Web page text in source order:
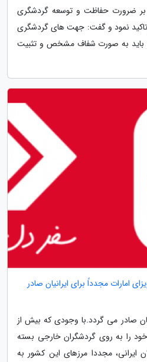
بر ضرورت حفاظت و توسعه گردشگری
تاکید نمود و گفت: جهت های گردشگری
باید به صورت شفاف مشخص و تثبیت
امارات مجدداً برای ایرانیان صادر
صادر می گردد.با وجودی که بیش از
را به روی گردشگران خارجی بسته
مجددا مرزهای این کشور به